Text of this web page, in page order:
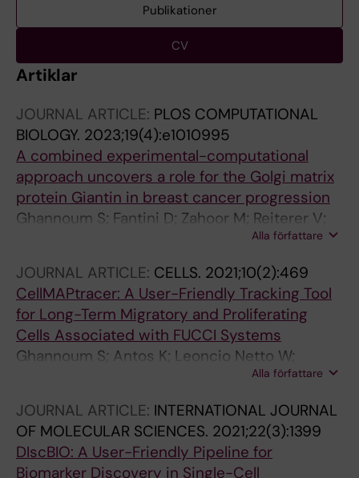
Publikationer
CV
Artiklar
JOURNAL ARTICLE: PLOS COMPUTATIONAL
BIOLOGY. 2023;19(4):e1010995
A combined experimental-computational
approach uncovers a role for the Golgi matrix
protein Giantin in breast cancer progression
Ghannoum S; Fantini D; Zahoor M; Reiterer V;
Phuyal S; Netto WL; Sorensen O; Iyer A;
Sengupta D; Prasmickaite L; Maelandsmo GM;
Kohn-Luque A; Farhan H
Alla författare
JOURNAL ARTICLE: CELLS. 2021;10(2):469
CellMAPtracer: A User-Friendly Tracking Tool
for Long-Term Migratory and Proliferating
Cells Associated with FUCCI Systems
Ghannoum S; Antos K; Leoncio Netto W;
Gomes C; Kohn-Luque A; Farhan HAlla författare
JOURNAL ARTICLE: INTERNATIONAL JOURNAL
OF MOLECULAR SCIENCES. 2021;22(3):1399
DIscBIO: A User-Friendly Pipeline for
Biomarker Discovery in Single-Cell